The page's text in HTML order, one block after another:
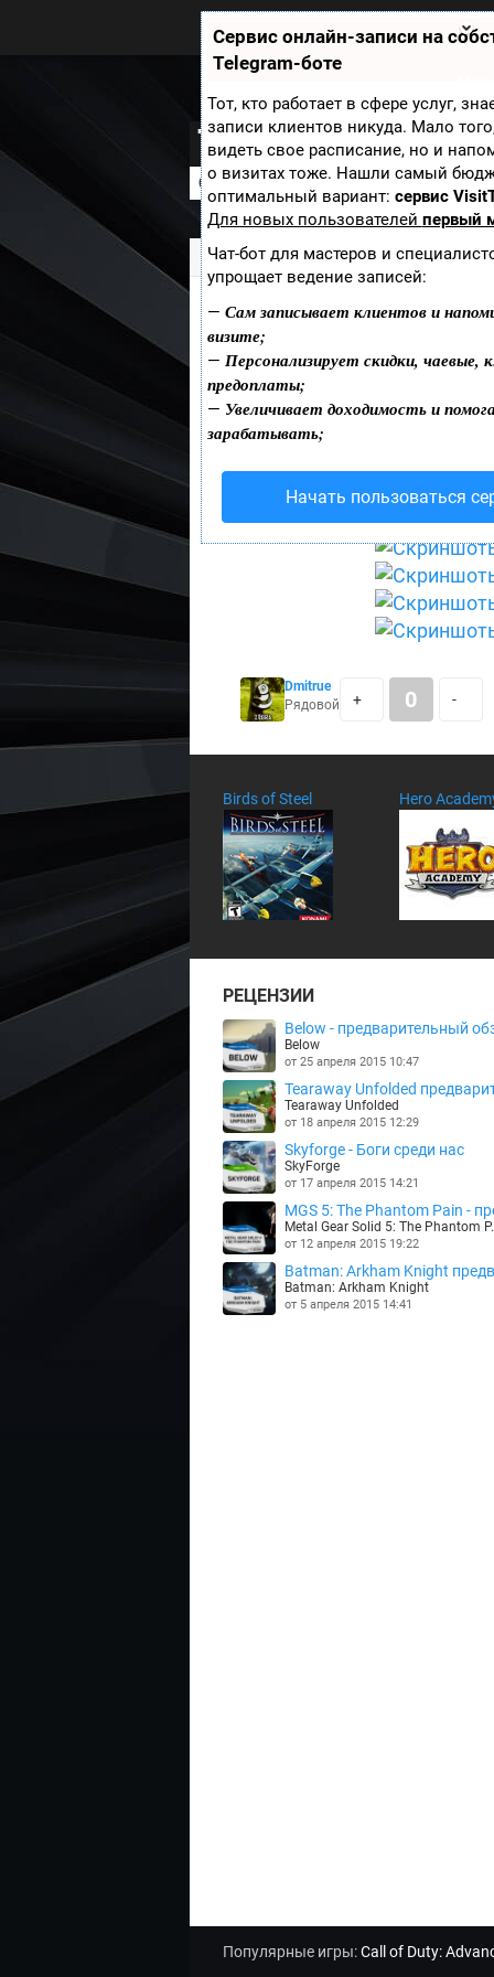
Сервис онлайн-записи на
Telegram-боте
Тот, кто работает в сфере услуг,
записи клиентов никуда. Мало
видеть свое расписание, но и
о визитах тоже. Нашли самый
оптимальный вариант: сервис
Для новых пользователей первый
Чат-бот для мастеров и
упрощает ведение записей:
— Сам записывает клиентов и
визите;
— Персонализирует скидки, чаевые,
предоплаты;
— Увеличивает доходимость и
зарабатывать;
Начать пользоваться
Zobra.ru - Игровое сообщество -
все о играх
П
ф
м
ы
Tribes: Ascend
Скриншоты Новости Видео
Zobra.ru»Игры»Tribes: Ascend»
Скриншоты
Рады представить вашему
игрыTribes: Ascend,
тщательностью и
первого лица,
Почувствуйте настоящий
Dmitrue
Рядовой
+ 0 -
Birds of Steel Hero
РЕЦЕНЗИИ
Below - предварительный
Below
от 25 апреля 2015 10:47
Tearaway Unfolded
Tearaway Unfolded
от 18 апреля 2015 12:29
Skyforge - Боги среди нас
SkyForge
от 17 апреля 2015 14:21
MGS 5: The Phantom Pain -
Metal Gear Solid 5: The Phantom
от 12 апреля 2015 19:22
Batman: Arkham Knight
Batman: Arkham Knight
от 5 апреля 2015 14:41
Популярные игры:Call of Duty: